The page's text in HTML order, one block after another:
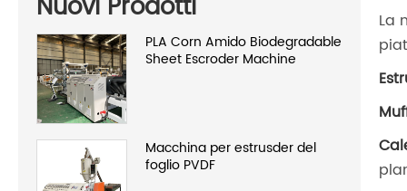
PLA Corn Amido Biodegradable
Sheet Escroder Machine
Macchina per estrusder del
foglio PVDF
La